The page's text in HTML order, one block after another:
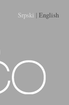
Srpski | English